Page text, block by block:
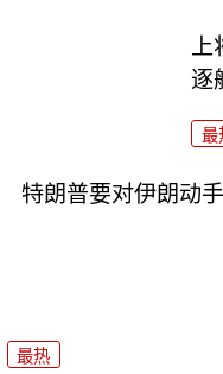
逐
最
特朗普要对伊朗动
最热